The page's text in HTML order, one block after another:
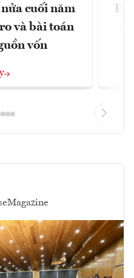
cuối năm
và bài toán
vốn
eMagazine